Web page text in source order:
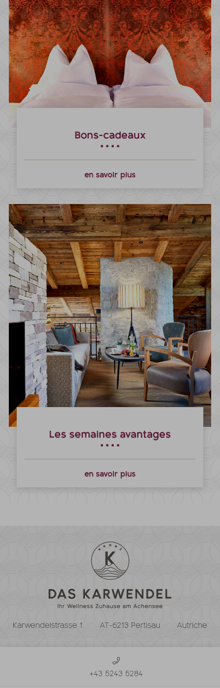
Bons-cadeaux
en savoir plus
Les semaines avantages
en savoir plus
Karwendelstrasse 1 AT-6213 Pertisau Autriche
+43 5243 5284